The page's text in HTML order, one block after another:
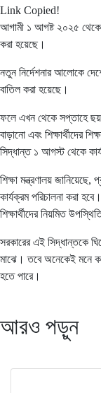
Link Copied!
আগামী ১ আগষ্ট ২০২৫ থেকে
করা হয়েছে।
নতুন নির্দেশনার আলোকে
বাতিল করা হয়েছে।
ফলে এখন থেকে সপ্তাহে ছয়
বাড়ানো এবং শিক্ষার্থীদের
সিদ্ধান্ত ১ আগস্ট থেকে
শিক্ষা মন্ত্রণালয়
কার্যক্রম পরিচালনা করা
শিক্ষার্থীদের নিয়মিত
সরকারের এই সিদ্ধান্তকে
মাঝে। তবে অনেকেই মনে
হতে পারে।
আরও পড়ুন